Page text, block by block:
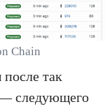
Chain
так
следующего